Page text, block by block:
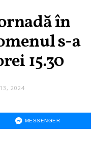
în
s-a
15.30
2024
MESSENGER